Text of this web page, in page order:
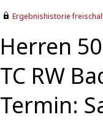
Ergebnishistorie
Herren
TC RW
Termin: